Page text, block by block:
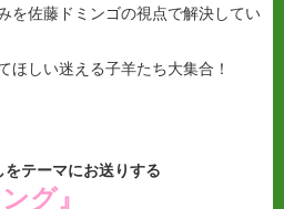
を佐藤ドミンゴの視点で解決してい
ほしい迷える子羊たち大集合！
テーマにお送りする
グ』